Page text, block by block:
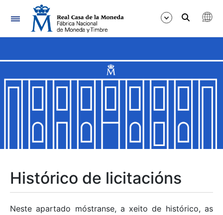
Navegación
Mostrar/Ocultar
Mostrar/Ocultar
Mostrar/Ocultar
Histórico de licitacións
Neste apartado móstranse, a xeito de histórico, as